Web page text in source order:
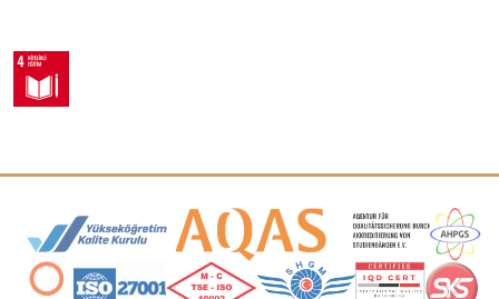
Akreditasyon ve Üyelik Logoları